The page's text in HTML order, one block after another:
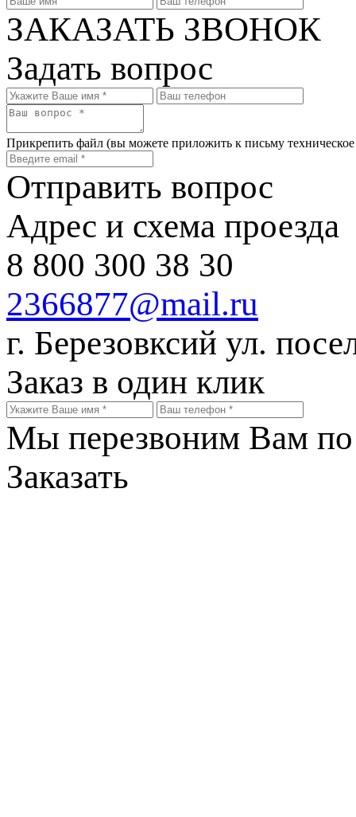
ЗАКАЗАТЬ ЗВОНОК
Задать вопрос
Прикрепить файл (вы можете приложить к письму
Отправить вопрос
Адрес и схема проезда
8 800 300 38 30
2366877@mail.ru
г. Березовксий ул.
Заказ в один клик
Мы перезвоним Вам по
Заказать